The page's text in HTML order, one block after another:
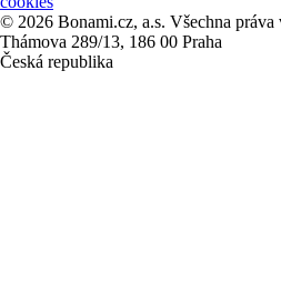
© 2026 Bonami.cz, a.s. Všechna práva
Thámova 289/13, 186 00 Praha
Česká republika